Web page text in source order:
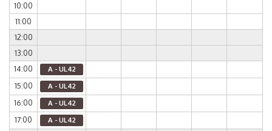
10:00
11:00
12:00
13:00
14:00
A - UL42
15:00 A - UL42
16:00 A - UL42
17:00 A - UL42